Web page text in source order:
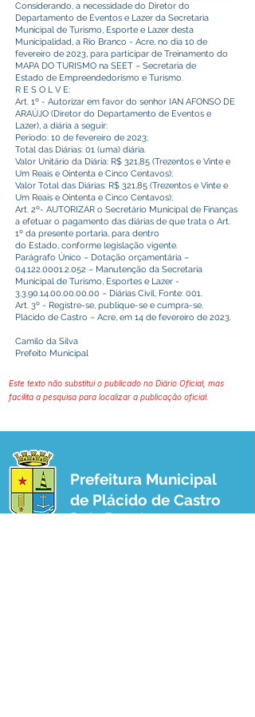
Considerando, a necessidade do Diretor do
Departamento de Eventos e Lazer da Secretaria
Municipal de Turismo, Esporte e Lazer desta
Municipalidad, a Rio Branco - Acre, no dia 10 de
fevereiro de 2023, para participar de Treinamento do
MAPA DO TURISMO na SEET – Secretaria de
Estado de Empreendedorismo e Turismo.
R E S O L V E:
Art. 1º - Autorizar em favor do senhor IAN AFONSO DE
ARAÚJO (Diretor do Departamento de Eventos e
Lazer), a diária a seguir:
Período: 10 de fevereiro de 2023;
Total das Diárias: 01 (uma) diária.
Valor Unitário da Diária: R$ 321,85 (Trezentos e Vinte e
Um Reais e Ointenta e Cinco Centavos);
Valor Total das Diárias: R$ 321,85 (Trezentos e Vinte e
Um Reais e Ointenta e Cinco Centavos);
Art. 2º- AUTORIZAR o Secretário Municipal de Finanças
a efetuar o pagamento das diárias de que trata o Art.
1º da presente portaria, para dentro
do Estado, conforme legislação vigente.
Parágrafo Único – Dotação orçamentária –
04.122.0001.2.052 – Manutenção da Secretaria
Municipal de Turismo, Esportes e Lazer -
3.3.90.14.00.00.00.00 – Diárias Civil, Fonte: 001.
Art. 3º - Registre-se, publique-se e cumpra-se.
Plácido de Castro – Acre, em 14 de fevereiro de 2023.
Camilo da Silva
Prefeito Municipal
Este texto não substitui o publicado no Diário Oficial, mas
facilita a pesquisa para localizar a publicação oficial.
Prefeitura Municipal
de Plácido de Castro
Poder Executivo